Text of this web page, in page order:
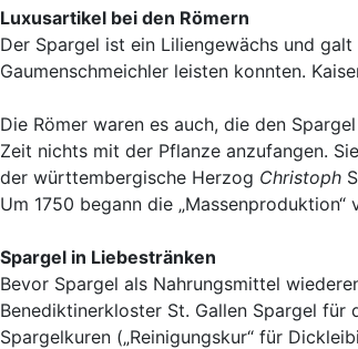
Luxusartikel bei den Römern
Der Spargel ist ein Liliengewächs und
Gaumenschmeichler leisten konnten.
Die Römer waren es auch, die den
Zeit nichts mit der Pflanze anzufangen.
der württembergische Herzog Christoph
Um 1750 begann die „Massenproduktion“
Spargel in Liebestränken
Bevor Spargel als Nahrungsmittel
Benediktinerkloster St. Gallen Spargel
Spargelkuren („Reinigungskur“ für